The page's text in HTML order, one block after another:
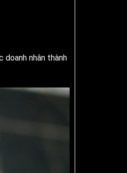
doanh nhân thành